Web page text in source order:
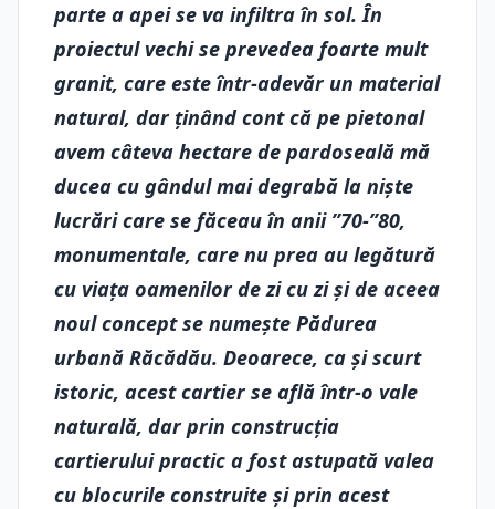
parte a apei se va infiltra în sol. În
proiectul vechi se prevedea foarte mult
granit, care este într-adevăr un material
natural, dar ținând cont că pe pietonal
avem câteva hectare de pardoseală mă
ducea cu gândul mai degrabă la niște
lucrări care se făceau în anii ”70-”80,
monumentale, care nu prea au legătură
cu viața oamenilor de zi cu zi și de aceea
noul concept se numește Pădurea
urbană Răcădău. Deoarece, ca și scurt
istoric, acest cartier se află într-o vale
naturală, dar prin construcția
cartierului practic a fost astupată valea
cu blocurile construite și prin acest